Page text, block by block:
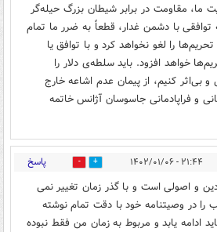
ما، مقاومت در برابر شیطان بزرگ حیله‌گر
با دشمن غدار، قطعاً به ضرر ما تمام
را لغو نخواهد کرد و با توافق یا
خواهد افزود. باید سلطه‌ی دلار را
بی‌اثر کنیم، از پیمان عدم اشاعه خارج
و فراپادمانی جاسوسان آژانس خاتمه
۲۱:۴۴ - ۱۴۰۲/۰۱/۰۶ 0 پاسخ
و اصولی است و با گذر زمان تغییر نمی
را در وصیتنامه خود با دقت تمام نوشته
ادامه یابد و مربوط به زمان من فقط نبوده